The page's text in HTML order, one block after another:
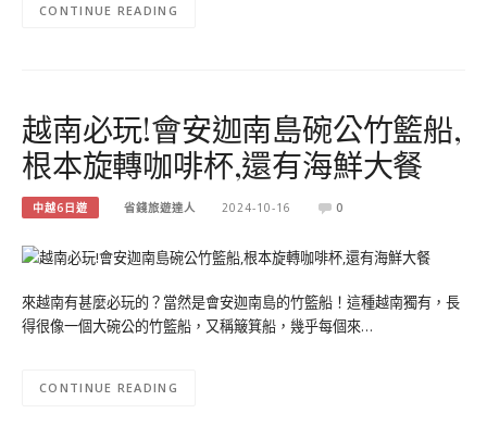
CONTINUE READING
越南必玩!會安迦南島碗公竹籃船,
根本旋轉咖啡杯,還有海鮮大餐
中越6日遊 省錢旅遊達人 2024-10-16 0
來越南有甚麼必玩的？當然是會安迦南島的竹籃船！這種越南獨有，長
得很像一個大碗公的竹籃船，又稱簸箕船，幾乎每個來…
CONTINUE READING